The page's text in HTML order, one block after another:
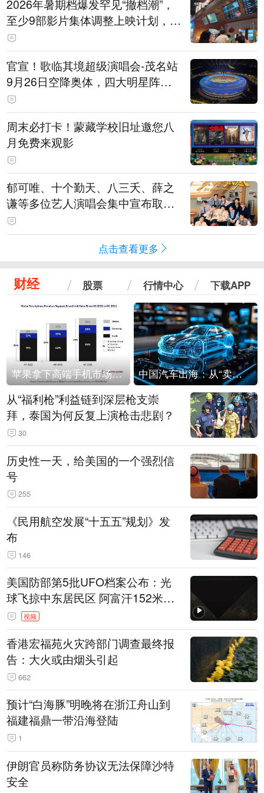
2026年暑期档爆发罕见“撤档潮”，
至少9部影片集体调整上映计划，影
评人直言不看好：凭啥认为换个时
间就能大卖？
官宣！歌临其境超级演唱会-茂名站
9月26日空降奥体，四大明星阵容
重磅揭晓
周末必打卡！蒙藏学校旧址邀您八
月免费来观影
郁可唯、十个勤天、八三夭、薛之
谦等多位艺人演唱会集中宣布取消
或延期
点击查看更多
财经 股票 行情中心 下载APP
苹果拿下高端手机市场65%的份额：iPhone 17系列功不可没 中国汽车出海：从“卖出去”到“走进去”
从“福利枪”利益链到深层枪支崇
拜，泰国为何反复上演枪击悲剧？
30
历史性一天，给美国的一个强烈信
号
255
《民用航空发展“十五五”规划》发
布
146
美国防部第5批UFO档案公布：光
球飞掠中东居民区 阿富汗152米三
角形遮蔽星光
视频
香港宏福苑火灾跨部门调查最终报
告：大火或由烟头引起
662
预计“白海豚”明晚将在浙江舟山到
福建福鼎一带沿海登陆
1
伊朗官员称防务协议无法保障沙特
安全